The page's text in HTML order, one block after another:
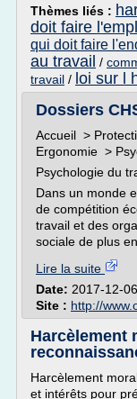
Thèmes liés :
doit faire
qui doit faire
au travail /
travail / loi sur l
Dossiers
Accueil >
Ergonomie >
Psychologie du
Dans un monde
de compétition
travail et des
sociale de plus
Lire la suite
Date: 2017-12-
Site : http://
Harcèlement
Harcèlement
et intérêts pour